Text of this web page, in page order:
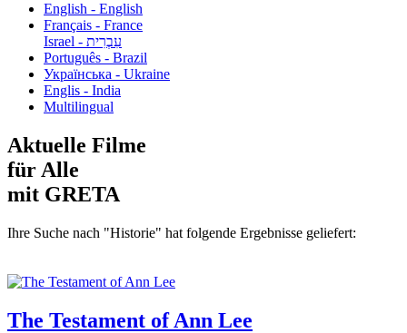
English - English
Français - France
עִבְרִית - Israel
Português - Brazil
Українська - Ukraine
Englis - India
Multilingual
Aktuelle Filme
für Alle
mit GRETA
Ihre Suche nach "Historie" hat folgende Ergebnisse geliefert:
The Testament of Ann Lee